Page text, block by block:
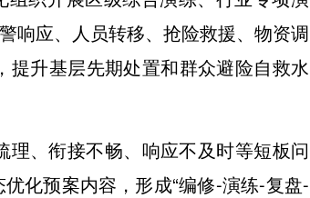
响应、人员转移、抢险救援、物资调
升基层先期处置和群众避险自救水
、衔接不畅、响应不及时等短板问
化预案内容，形成“编修-演练-复盘-